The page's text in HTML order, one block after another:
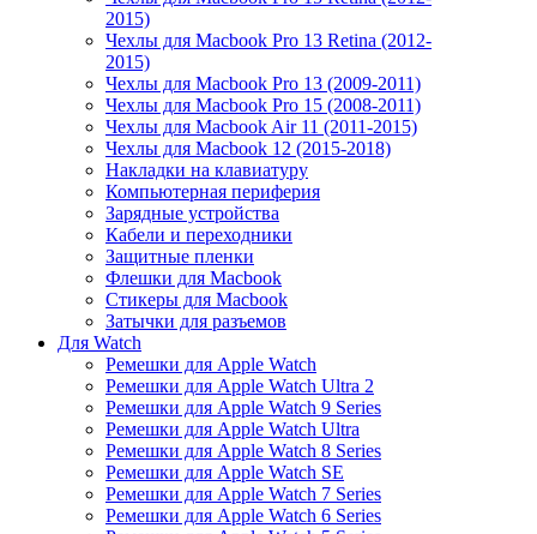
2015)
Чехлы для Macbook Pro 13 Retina (2012-
2015)
Чехлы для Macbook Pro 13 (2009-2011)
Чехлы для Macbook Pro 15 (2008-2011)
Чехлы для Macbook Air 11 (2011-2015)
Чехлы для Macbook 12 (2015-2018)
Накладки на клавиатуру
Компьютерная периферия
Зарядные устройства
Кабели и переходники
Защитные пленки
Флешки для Macbook
Стикеры для Macbook
Затычки для разъемов
Для Watch
Ремешки для Apple Watch
Ремешки для Apple Watch Ultra 2
Ремешки для Apple Watch 9 Series
Ремешки для Apple Watch Ultra
Ремешки для Apple Watch 8 Series
Ремешки для Apple Watch SE
Ремешки для Apple Watch 7 Series
Ремешки для Apple Watch 6 Series